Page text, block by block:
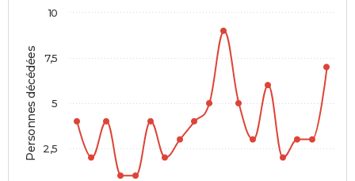
Personnes décédées 2,5
5
7,5
10